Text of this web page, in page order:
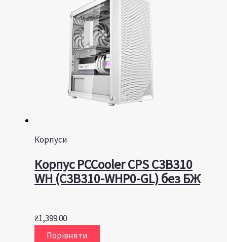
Корпуси
Корпус PCCooler CPS C3B310
WH (C3B310-WHP0-GL) без БЖ
₴1,399.00
Порівняти